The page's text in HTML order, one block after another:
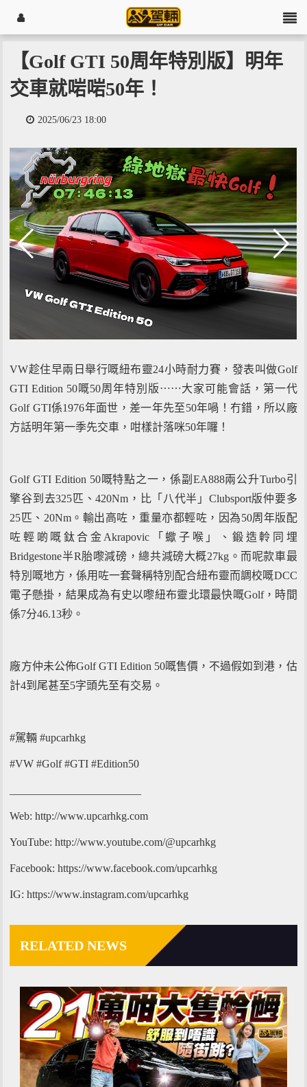
【Golf GTI 50周年特別版】明年
交車就啱啱50年！
2025/06/23 18:00
VW趁住早兩日舉行嘅紐布靈24小時耐力賽，發表叫做Golf
GTI Edition 50嘅50周年特別版⋯⋯大家可能會話，第一代
Golf GTI係1976年面世，差一年先至50年喎！冇錯，所以廠
方話明年第一季先交車，咁樣計落咪50年囉！
Golf GTI Edition 50嘅特點之一，係副EA888兩公升Turbo引
擎谷到去325匹、420Nm，比「八代半」Clubsport版仲要多
25匹、20Nm。輸出高咗，重量亦都輕咗，因為50周年版配
咗輕啲嘅鈦合金Akrapovic「蠍子喉」、鍛造軨同埋
Bridgestone半R胎嚟減磅，總共減磅大概27kg。而呢款車最
特別嘅地方，係用咗一套聲稱特別配合紐布靈而調校嘅DCC
電子懸掛，結果成為有史以嚟紐布靈北環最快嘅Golf，時間
係7分46.13秒。
廠方仲未公佈Golf GTI Edition 50嘅售價，不過假如到港，估
計4到尾甚至5字頭先至有交易。
#駕輛 #upcarhkg
#VW #Golf #GTI #Edition50
Web: http://www.upcarhkg.com
YouTube: http://www.youtube.com/@upcarhkg
Facebook: https://www.facebook.com/upcarhkg
IG: https://www.instagram.com/upcarhkg
RELATED NEWS